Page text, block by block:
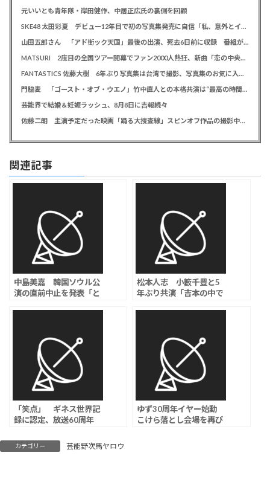
元いいとも青年隊・岸田健作、中居正広氏の裏側を回顧
SKE48 太田彩夏 デビュー12年目で初の写真集発売に自信「私、意外とイイ！」、勝負カットはベッド上のヌーディーな姿
山田五郎さん 「アド街ック天国」最後の出演、死去6日前に収録 番組が感謝「天国の五郎さんへ」
MATSURI 2度目の全国ツアー開幕でファン2000人熱狂、新曲「恋の中央線」も初披露「この曲で売れたいよ！」
FANTASTICS 佐藤大樹 6年ぶり写真集は台湾で撮影、写真集のお気に入りカットは「両親に見られるの恥ずかしい」
門脇麦 「ゴースト・オブ・ウエノ」竹中直人との本格共演は“最高の時間”「台本よりたくさんしゃべってた」
芸能界で結婚＆妊娠ラッシュ、8月8日に吉報続々
佐藤二朗 主演予定だった映画「踊る大捜査線」スピンオフ作品の撮影中止が正式に決定か
関連記事
中島美嘉 韓国ソウル公
演の直前中止を発表「と
松本人志 小籔千豊と5
年ぶり共演「吉本の中で
「笑点」 ギネス世界記
録に認定、放送60周年
番組（週間）最長放送と
して」
ゆず30周年イヤー始動
こけら落とし会場を再び
カテゴリー 芸能野次馬ヤロウ